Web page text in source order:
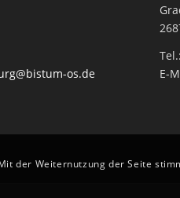
os.de
E-
der Weiternutzung der Seite